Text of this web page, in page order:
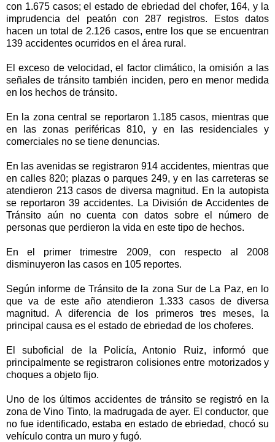
con 1.675 casos; el estado de ebriedad del chofer, 164, y la
imprudencia del peatón con 287 registros. Estos datos
hacen un total de 2.126 casos, entre los que se encuentran
139 accidentes ocurridos en el área rural.
El exceso de velocidad, el factor climático, la omisión a las
señales de tránsito también inciden, pero en menor medida
en los hechos de tránsito.
En la zona central se reportaron 1.185 casos, mientras que
en las zonas periféricas 810, y en las residenciales y
comerciales no se tiene denuncias.
En las avenidas se registraron 914 accidentes, mientras que
en calles 820; plazas o parques 249, y en las carreteras se
atendieron 213 casos de diversa magnitud. En la autopista
se reportaron 39 accidentes. La División de Accidentes de
Tránsito aún no cuenta con datos sobre el número de
personas que perdieron la vida en este tipo de hechos.
En el primer trimestre 2009, con respecto al 2008
disminuyeron las casos en 105 reportes.
Según informe de Tránsito de la zona Sur de La Paz, en lo
que va de este año atendieron 1.333 casos de diversa
magnitud. A diferencia de los primeros tres meses, la
principal causa es el estado de ebriedad de los choferes.
El suboficial de la Policía, Antonio Ruiz, informó que
principalmente se registraron colisiones entre motorizados y
choques a objeto fijo.
Uno de los últimos accidentes de tránsito se registró en la
zona de Vino Tinto, la madrugada de ayer. El conductor, que
no fue identificado, estaba en estado de ebriedad, chocó su
vehículo contra un muro y fugó.